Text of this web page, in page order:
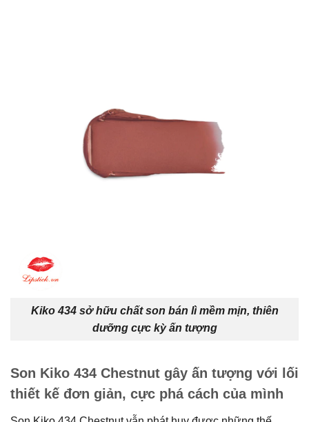
Kiko 434 sở hữu chất son bán lì mềm mịn, thiên
dưỡng cực kỳ ấn tượng
Son Kiko 434 Chestnut gây ấn tượng với lối
thiết kế đơn giản, cực phá cách của mình